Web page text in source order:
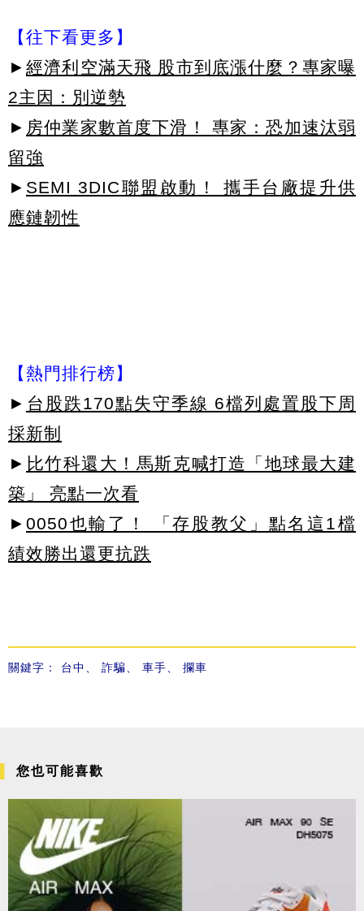
【往下看更多】
► 經濟利空滿天飛 股市到底漲什麼？專家曝
2主因：別逆勢
► 房仲業家數首度下滑！ 專家：恐加速汰弱
留強
► SEMI 3DIC聯盟啟動！ 攜手台廠提升供
應鏈韌性
【熱門排行榜】
► 台股跌170點失守季線 6檔列處置股下周
採新制
► 比竹科還大！馬斯克喊打造「地球最大建
築」 亮點一次看
► 0050也輸了！ 「存股教父」點名這1檔
績效勝出還更抗跌
關鍵字： 台中 詐騙 車手 攔車
您也可能喜歡